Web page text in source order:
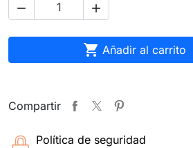
 
 Añadir al carrito
Compartir
Política de seguridad